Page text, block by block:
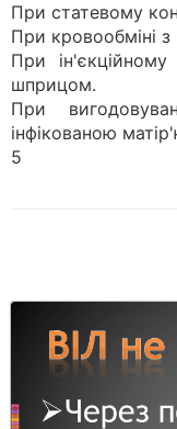
При статевому
При кровообміні з
При
шприцом.
При
інфікованою
5